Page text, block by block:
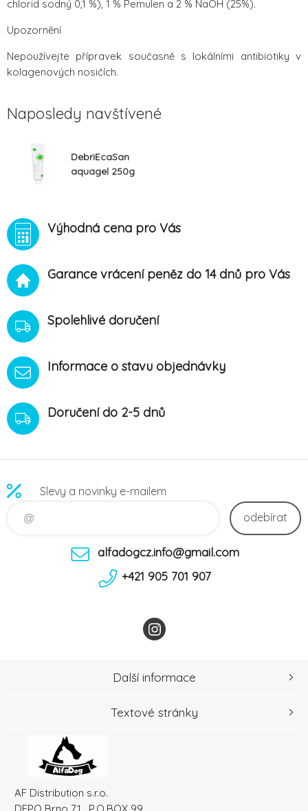
chlorid sodný 0,1 %), 1 % Pemulen a 2 % NaOH (25%).
Upozornění
Nepoužívejte přípravek současně s lokálními antibiotiky v
kolagenových nosičích.
Naposledy navštívené
DebriEcaSan
aquagel 250g
Výhodná cena pro Vás
Garance vrácení peněz do 14 dnů pro Vás
Spolehlivé doručení
Informace o stavu objednávky
Doručení do 2-5 dnů
Slevy a novinky e-mailem
odebírat
alfadogcz.info@gmail.com
+421 905 701 907
AF Distribution s.r.o.
Další informace
Textové stránky